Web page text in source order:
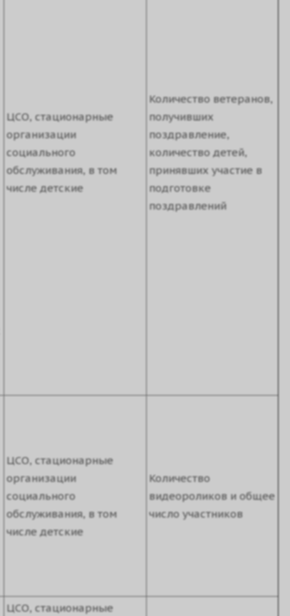
ЦСО, стационарные
организации
социального
обслуживания, в том
числе детские
Количество ветеранов,
получивших
поздравление,
количество детей,
принявших участие в
подготовке
поздравлений
ЦСО, стационарные
организации
социального
обслуживания, в том
числе детские
Количество
видеороликов и общее
число участников
ЦСО, стационарные